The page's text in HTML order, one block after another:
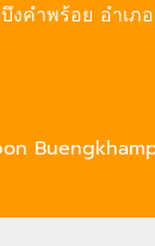
คำพร้อย อำเภ